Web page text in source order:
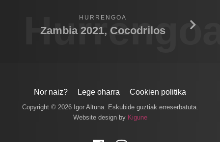
HURRENGOA
Zambia 2021, Cocodrilos
Nor naiz? Lege oharra Cookien politika
Copyright © 2026 Igor Altuna. Eskubide guztiak erreserbatuta.
Website design by Kigune